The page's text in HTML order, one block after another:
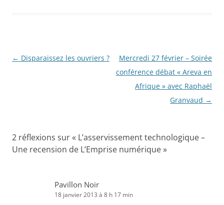
Navigation
← Disparaissez les ouvriers ?
Mercredi 27 février – Soirée
conférence débat « Areva en
Afrique » avec Raphaël
Granvaud →
2 réflexions sur « L’asservissement technologique –
Une recension de L’Emprise numérique»
Pavillon Noir
18 janvier 2013 à 8 h 17 min